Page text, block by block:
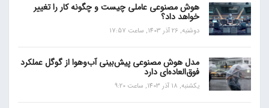
هوش مصنوعی عاملی چیست و چگونه کار را تغییر
خواهد داد؟
دوشنبه, 26 آذر 1403, ساعت 17:57
مدل هوش مصنوعی پیش‌بینی آب‌و‌هوا از گوگل عملکرد
فوق‌العاده‌ای دارد
یکشنبه, 18 آذر 1403, ساعت 9:20